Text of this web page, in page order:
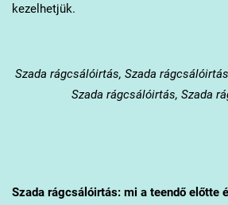
kezelhetjük.
Szada rágcsálóirtás, Szada
Szada rágcsálóirtás, Szada
Szadarágcsálóirtás: mi a teendő előtte